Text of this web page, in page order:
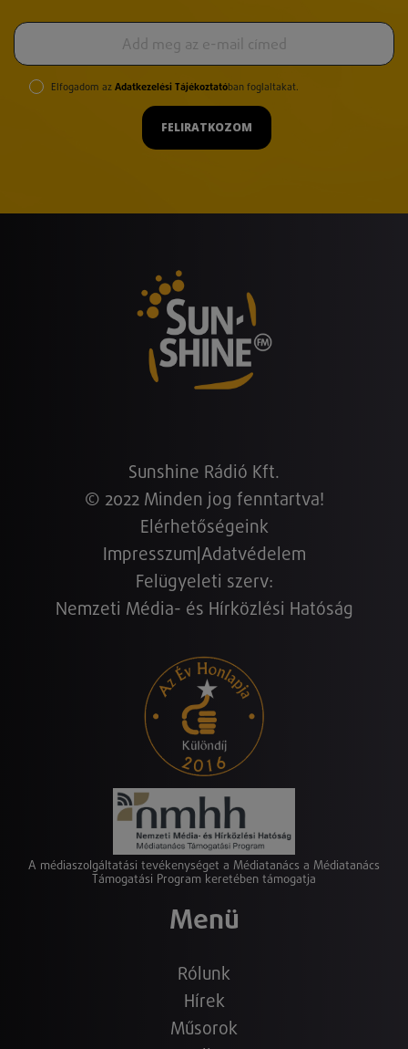
Elfogadom az Adatkezelési Tájékoztatóban foglaltakat.
FELIRATKOZOM
Sunshine Rádió Kft.
© 2022 Minden jog fenntartva!
Elérhetőségeink
Impresszum Adatvédelem
Felügyeleti szerv:
Nemzeti Média- és Hírközlési Hatóság
A médiaszolgáltatási tevékenységet a Médiatanács a Médiatanács
Támogatási Program keretében támogatja
Menü
Rólunk
Hírek
Műsorok